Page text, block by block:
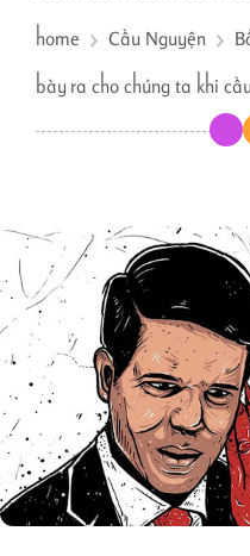
home Cầu Nguyện
bày ra cho chúng ta khi